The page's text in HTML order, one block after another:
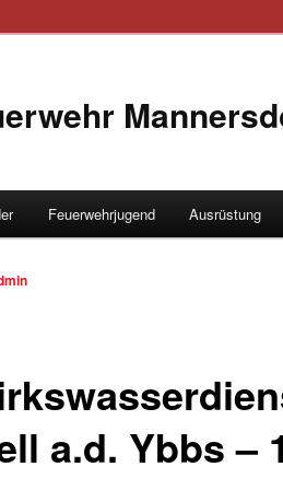
Feuerwehrjugend Ausrüstung
a.d. Ybbs –